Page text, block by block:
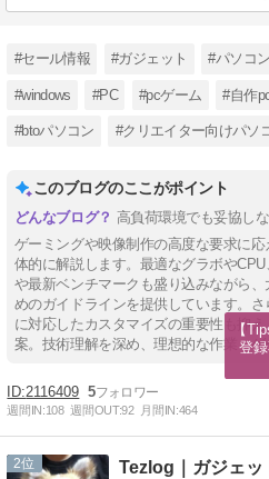
#セール情報 #ガジェット #パソコン
#windows #PC #pcゲーム #自作
#btoパソコン #クリエイター向けパソ
このブログのここがポイント
高負荷環境でも妥協し
ゲーミングや映像制作の高度な要求に
体的に解説します。最適なグラボや
や最新ベンチマークも盛り込みながら
めのガイドラインを提供しています。
に対応したカスタマイズの重要性も抑え
案。技術理解を深め、理想的な作業・ゲ
2116409 5
週間IN:108 週間OUT:92 月間IN:464
2 Tezlog｜ガジェッ
【
登